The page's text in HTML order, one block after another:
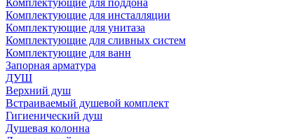
Комплектующие для поддона
Комплектующие для инсталляции
Комплектующие для унитаза
Комплектующие для сливных систем
Комплектующие для ванн
Запорная арматура
ДУШ
Верхний душ
Встраиваемый душевой комплект
Гигиенический душ
Душевая колонна